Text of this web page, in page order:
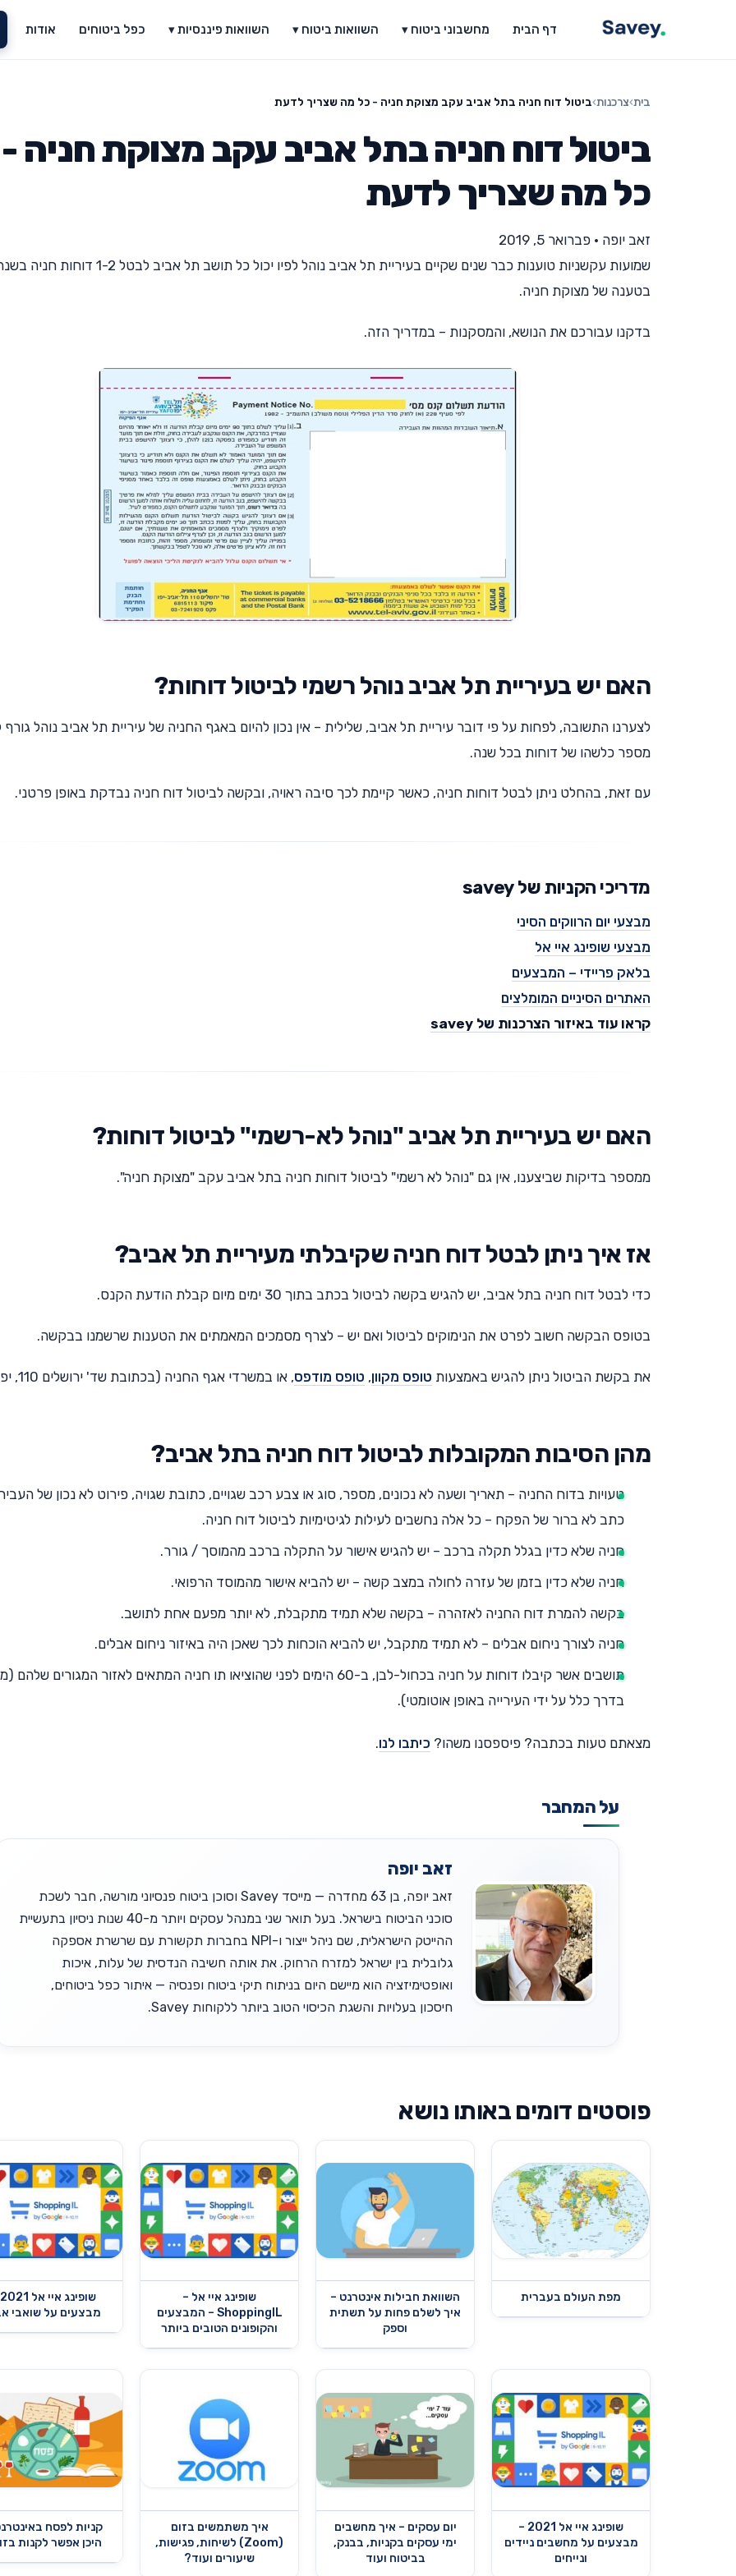
דף הבית מחשבוני ביטוח ▾ השוואות ביטוח ▾ השוואות פיננסיות ▾ כפל ביטוחים אודות
בית›צרכנות›ביטול דוח חניה בתל אביב עקב מצוקת חניה - כל מה שצריך לדעת
ביטול דוח חניה בתל אביב עקב מצוקת חניה -
כל מה שצריך לדעת
זאב יופה • פברואר 5, 2019
שמועות עקשניות טוענות כבר שנים שקיים בעיריית תל אביב נוהל לפיו יכול כל תושב תל אביב לבטל 1-2 דוחות
בטענה של מצוקת חניה.
בדקנו עבורכם את הנושא, והמסקנות – במדריך הזה.
האם יש בעיריית תל אביב נוהל רשמי לביטול דוחות?
לצערנו התשובה, לפחות על פי דובר עיריית תל אביב, שלילית – אין נכון להיום באגף החניה של עיריית תל אביב נוהל גורף
מספר כלשהו של דוחות בכל שנה.
עם זאת, בהחלט ניתן לבטל דוחות חניה, כאשר קיימת לכך סיבה ראויה, ובקשה לביטול דוח חניה נבדקת באופן פרטני.
מדריכי הקניות של savey
מבצעי יום הרווקים הסיני
מבצעי שופינג איי אל
בלאק פריידי – המבצעים
האתרים הסיניים המומלצים
קראו עוד באיזור הצרכנות של savey
האם יש בעיריית תל אביב "נוהל לא-רשמי" לביטול דוחות?
ממספר בדיקות שביצענו, אין גם "נוהל לא רשמי" לביטול דוחות חניה בתל אביב עקב "מצוקת חניה".
אז איך ניתן לבטל דוח חניה שקיבלתי מעיריית תל אביב?
כדי לבטל דוח חניה בתל אביב, יש להגיש בקשה לביטול בכתב בתוך 30 ימים מיום קבלת הודעת הקנס.
בטופס הבקשה חשוב לפרט את הנימוקים לביטול ואם יש – לצרף מסמכים המאמתים את הטענות שרשמנו בבקשה.
את בקשת הביטול ניתן להגיש באמצעות טופס מקוון, טופס מודפס, או במשרדי אגף החניה (בכתובת שד' ירושלים 110, יפו).
מהן הסיבות המקובלות לביטול דוח חניה בתל אביב?
טעויות בדוח החניה – תאריך ושעה לא נכונים, מספר, סוג או צבע רכב שגויים, כתובת שגויה, פירוט לא נכון של
כתב לא ברור של הפקח – כל אלה נחשבים לעילות לגיטימיות לביטול דוח חניה.
חניה שלא כדין בגלל תקלה ברכב – יש להגיש אישור על התקלה ברכב מהמוסך / גורר.
חניה שלא כדין בזמן של עזרה לחולה במצב קשה – יש להביא אישור מהמוסד הרפואי.
בקשה להמרת דוח החניה לאזהרה – בקשה שלא תמיד מתקבלת, לא יותר מפעם אחת לתושב.
חניה לצורך ניחום אבלים – לא תמיד מתקבל, יש להביא הוכחות לכך שאכן היה באיזור ניחום אבלים.
תושבים אשר קיבלו דוחות על חניה בכחול-לבן, ב-60 הימים לפני שהוציאו תו חניה המתאים לאזור המגורים
בדרך כלל על ידי העירייה באופן אוטומטי).
מצאתם טעות בכתבה? פיספסנו משהו? כיתבו לנו.
על המחבר
זאב יופה
זאב יופה, בן 63 מחדרה — מייסד Savey וסוכן ביטוח פנסיוני מורשה, חבר לשכת
סוכני הביטוח בישראל. בעל תואר שני במנהל עסקים ויותר מ-40 שנות ניסיון בתעשיית
ההייטק הישראלית, שם ניהל ייצור ו-NPI בחברות תקשורת עם שרשרת אספקה
גלובלית בין ישראל למזרח הרחוק. את אותה חשיבה הנדסית של עלות, איכות
ואופטימיזציה הוא מיישם היום בניתוח תיקי ביטוח ופנסיה — איתור כפל ביטוחים,
חיסכון בעלויות והשגת הכיסוי הטוב ביותר ללקוחות Savey.
פוסטים דומים באותו נושא
מפת העולם בעברית
השוואת חבילות אינטרנט –
איך לשלם פחות על תשתית
וספק
שופינג איי אל –
ShoppingIL – המבצעים
והקופונים הטובים ביותר
מבצעים על שואבי
שופינג איי אל 2021 –
מבצעים על מחשבים ניידים
ונייחים
יום עסקים – איך מחשבים
ימי עסקים בקניות, בבנק,
בביטוח ועוד
איך משתמשים בזום
(Zoom) לשיחות, פגישות,
שיעורים ועוד?
קניות לפסח
היכן אפשר לקנות